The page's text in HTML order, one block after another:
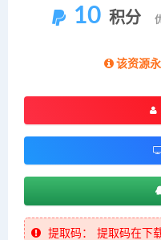
10 积分
该资源
提取码：
提取码在下